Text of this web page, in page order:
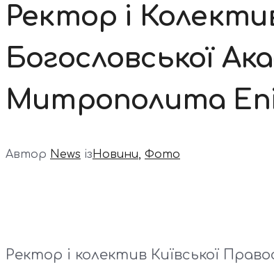
Ректор і
Богословської
Митрополита
Автор News ізНовини, Фото
Ректор і колектив Київської